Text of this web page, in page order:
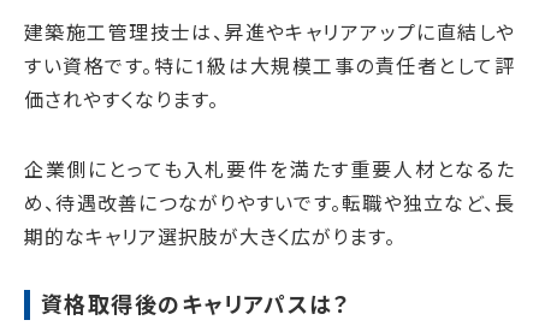
建築施工管理技士は、昇進やキャリアアップに直結しや
すい資格です。特に1級は大規模工事の責任者として評
価されやすくなります。
企業側にとっても入札要件を満たす重要人材となるた
め、待遇改善につながりやすいです。転職や独立など、長
期的なキャリア選択肢が大きく広がります。
資格取得後のキャリアパスは？